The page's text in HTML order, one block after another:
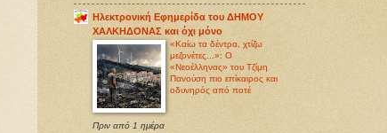
Ηλεκτρονική Εφημερίδα του ΔΗΜΟΥ
ΧΑΛΚΗΔΟΝΑΣ και όχι μόνο
«Καίω τα δέντρα, χτίζω
μεζονέτες...»: Ο
«Νεοέλληνας» του Τζίμη
Πανούση πιο επίκαιρος και
οδυνηρός από ποτέ
Πριν από 1 ημέρα